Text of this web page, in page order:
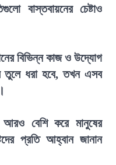
বাস্তবায়নের চেষ্টাও
বিভিন্ন কাজ ও উদ্যোগ
তুলে ধরা হবে, তখন এসব
আরও বেশি করে মানুষের
প্রতি আহ্বান জানান